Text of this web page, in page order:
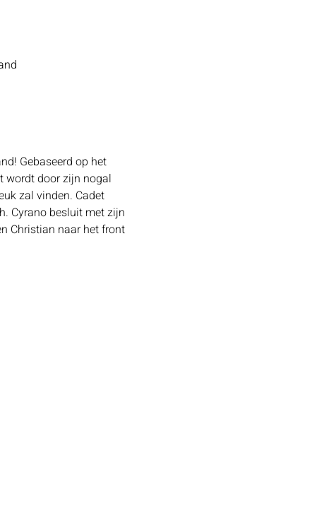
Gebaseerd op het
wordt door zijn nogal
zal vinden. Cadet
Cyrano besluit met zijn
Christian naar het front